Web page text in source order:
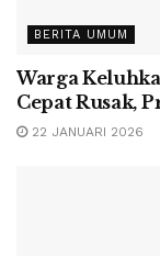
BERITA UMUM
Warga
Cepat Rusak,
22 JANUARI 2026